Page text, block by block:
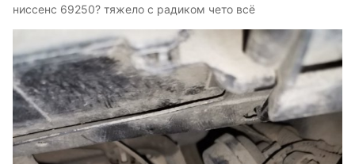
ниссенс 69250? тяжело с радиком чето всё